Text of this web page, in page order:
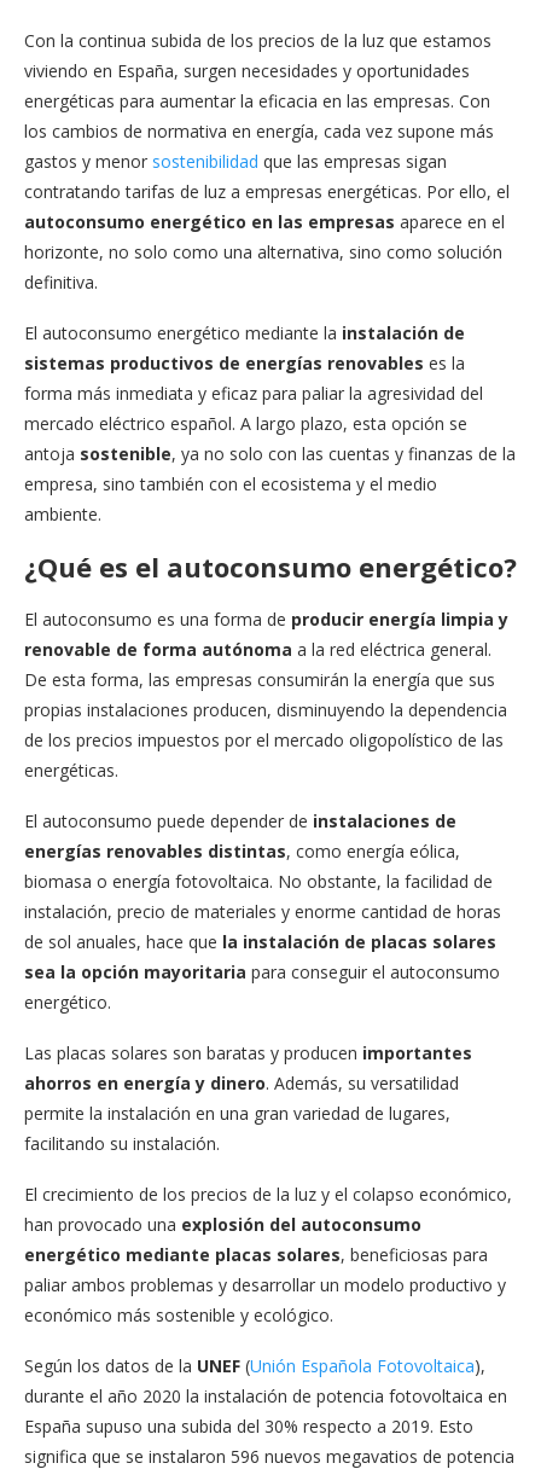
Con la continua subida de los precios de la luz que estamos
viviendo en España, surgen necesidades y oportunidades
energéticas para aumentar la eficacia en las empresas. Con
los cambios de normativa en energía, cada vez supone más
gastos y menor sostenibilidad que las empresas sigan
contratando tarifas de luz a empresas energéticas. Por ello, el
autoconsumo energético en las empresas aparece en el
horizonte, no solo como una alternativa, sino como solución
definitiva.
El autoconsumo energético mediante la instalación de
sistemas productivos de energías renovables es la
forma más inmediata y eficaz para paliar la agresividad del
mercado eléctrico español. A largo plazo, esta opción se
antoja sostenible, ya no solo con las cuentas y finanzas de la
empresa, sino también con el ecosistema y el medio
ambiente.
¿Qué es el autoconsumo energético?
El autoconsumo es una forma de producir energía limpia y
renovable de forma autónoma a la red eléctrica general.
De esta forma, las empresas consumirán la energía que sus
propias instalaciones producen, disminuyendo la dependencia
de los precios impuestos por el mercado oligopolístico de las
energéticas.
El autoconsumo puede depender de instalaciones de
energías renovables distintas, como energía eólica,
biomasa o energía fotovoltaica. No obstante, la facilidad de
instalación, precio de materiales y enorme cantidad de horas
de sol anuales, hace que la instalación de placas solares
sea la opción mayoritaria para conseguir el autoconsumo
energético.
Las placas solares son baratas y producen importantes
ahorros en energía y dinero. Además, su versatilidad
permite la instalación en una gran variedad de lugares,
facilitando su instalación.
El crecimiento de los precios de la luz y el colapso económico,
han provocado una explosión del autoconsumo
energético mediante placas solares, beneficiosas para
paliar ambos problemas y desarrollar un modelo productivo y
económico más sostenible y ecológico.
Según los datos de la UNEF (Unión Española Fotovoltaica),
durante el año 2020 la instalación de potencia fotovoltaica en
España supuso una subida del 30% respecto a 2019. Esto
significa que se instalaron 596 nuevos megavatios de potencia